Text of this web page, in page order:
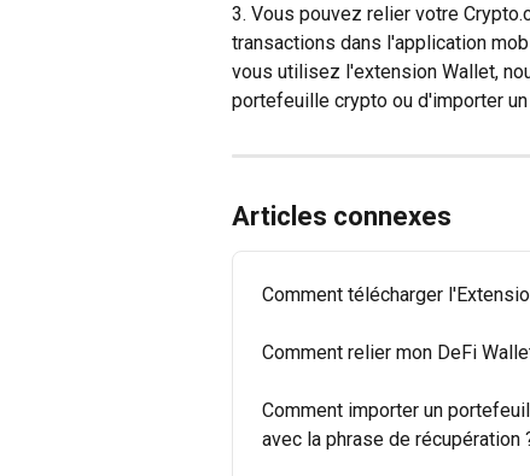
3. Vous pouvez relier votre
transactions dans l'application
vous utilisez l'extension Wallet,
portefeuille crypto ou d'importer
Articles connexes
Comment télécharger
Comment relier mon DeFi
Comment importer un
avec la phrase de récupération